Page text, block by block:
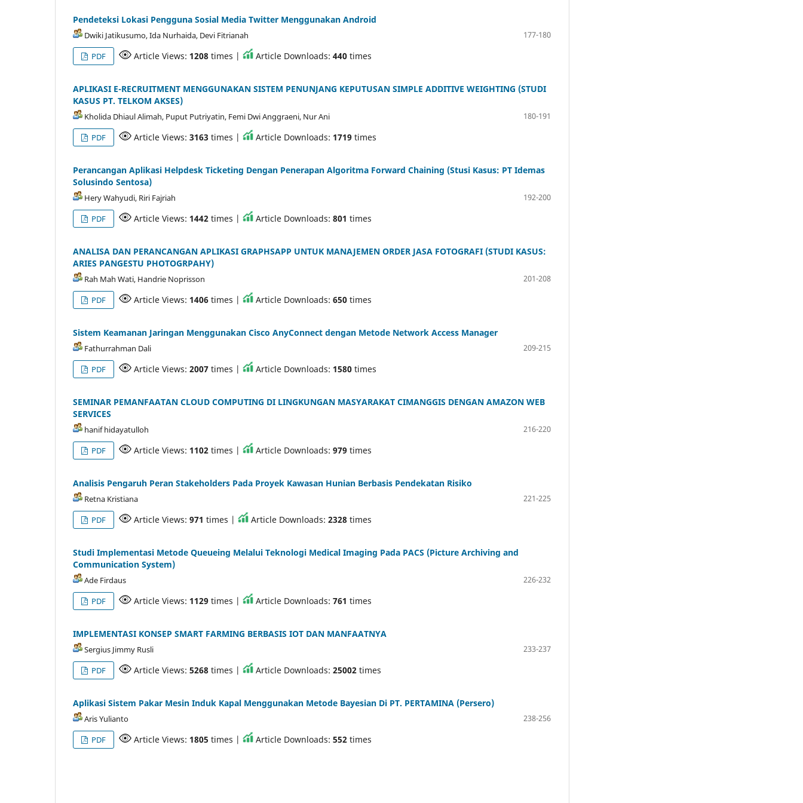
Pendeteksi Lokasi Pengguna Sosial Media Twitter Menggunakan Android
Dwiki Jatikusumo, Ida Nurhaida, Devi Fitrianah
177-180
PDF
Article Views:1208 times | Article Downloads:440 times
APLIKASI E-RECRUITMENT MENGGUNAKAN SISTEM PENUNJANG KEPUTUSAN SIMPLE ADDITIVE WEIGHTING (STUDI
KASUS PT. TELKOM AKSES)
Kholida Dhiaul Alimah, Puput Putriyatin, Femi Dwi Anggraeni, Nur Ani
180-191
PDF
Article Views:3163 times | Article Downloads:1719 times
Perancangan Aplikasi Helpdesk Ticketing Dengan Penerapan Algoritma Forward Chaining (Stusi Kasus: PT Idemas
Solusindo Sentosa)
Hery Wahyudi, Riri Fajriah
192-200
PDF
Article Views:1442 times | Article Downloads:801 times
ANALISA DAN PERANCANGAN APLIKASI GRAPHSAPP UNTUK MANAJEMEN ORDER JASA FOTOGRAFI (STUDI KASUS:
ARIES PANGESTU PHOTOGRPAHY)
Rah Mah Wati, Handrie Noprisson
201-208
PDF
Article Views:1406 times | Article Downloads:650 times
Sistem Keamanan Jaringan Menggunakan Cisco AnyConnect dengan Metode Network Access Manager
Fathurrahman Dali
209-215
PDF
Article Views:2007 times | Article Downloads:1580 times
SEMINAR PEMANFAATAN CLOUD COMPUTING DI LINGKUNGAN MASYARAKAT CIMANGGIS DENGAN AMAZON WEB
SERVICES
hanif hidayatulloh
216-220
PDF
Article Views:1102 times | Article Downloads:979 times
Analisis Pengaruh Peran Stakeholders Pada Proyek Kawasan Hunian Berbasis Pendekatan Risiko
Retna Kristiana
221-225
PDF
Article Views:971 times | Article Downloads:2328 times
Studi Implementasi Metode Queueing Melalui Teknologi Medical Imaging Pada PACS (Picture Archiving and
Communication System)
Ade Firdaus
226-232
PDF
Article Views:1129 times | Article Downloads:761 times
IMPLEMENTASI KONSEP SMART FARMING BERBASIS IOT DAN MANFAATNYA
Sergius Jimmy Rusli
233-237
PDF
Article Views:5268 times | Article Downloads:25002 times
Aplikasi Sistem Pakar Mesin Induk Kapal Menggunakan Metode Bayesian Di PT. PERTAMINA (Persero)
Aris Yulianto
238-256
PDF
Article Views:1805 times | Article Downloads:552 times